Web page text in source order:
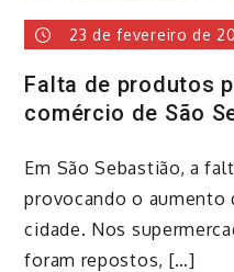
23 de fevereiro de
Falta de produtos
comércio de São
Em São Sebastião, a
provocando o aumento
cidade. Nos
foram repostos, […]